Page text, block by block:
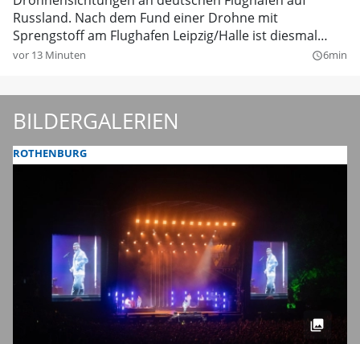
Russland. Nach dem Fund einer Drohne mit
Sprengstoff am Flughafen Leipzig/Halle ist diesmal
einiges anders.
vor 13 Minuten query_builder6min
BILDERGALERIEN
ROTHENBURG